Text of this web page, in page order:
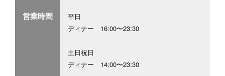
営業時間
平日
ディナー 16:00〜23:30
土日祝日
ディナー 14:00〜23:30